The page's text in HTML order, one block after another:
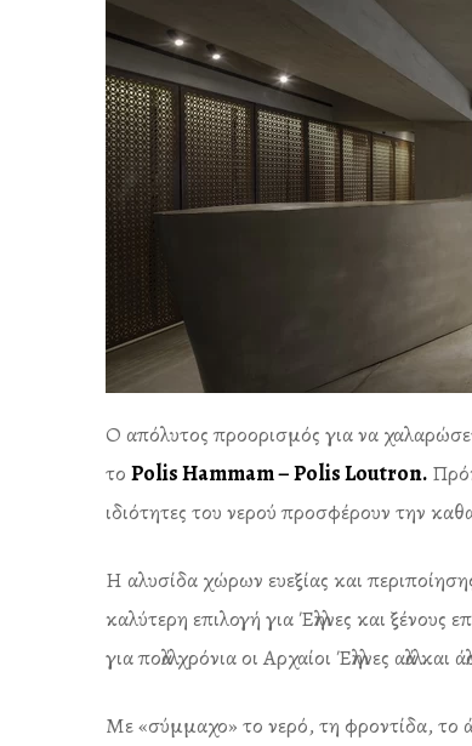
Ο απόλυτος προορισμός για να
το Polis Hammam – Polis Loutron.
ιδιότητες του νερού προσφέρουν την
Η αλυσίδα χώρων ευεξίας και
καλύτερη επιλογή για Έλληνες και
για πολλά χρόνια οι Αρχαίοι Έλληνες αλλά
Με «σύμμαχο» το νερό, τη φροντίδα, το